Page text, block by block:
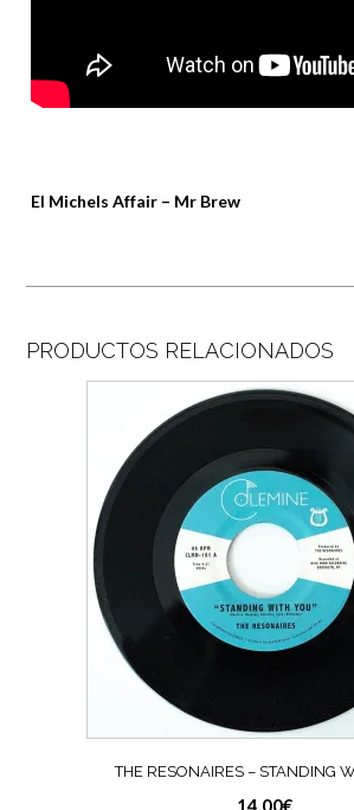
El Michels Affair – Mr Brew
PRODUCTOS RELACIONADOS
THE RESONAIRES – STANDING
14,00€